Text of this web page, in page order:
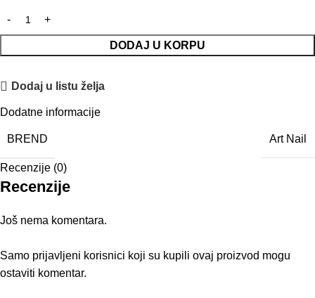
DODAJ U KORPU
Alternative:
Dodaj u listu želja
Dodatne informacije
BREND Art Nail
Recenzije (0)
Recenzije
Još nema komentara.
Samo prijavljeni korisnici koji su kupili ovaj proizvod mogu
ostaviti komentar.